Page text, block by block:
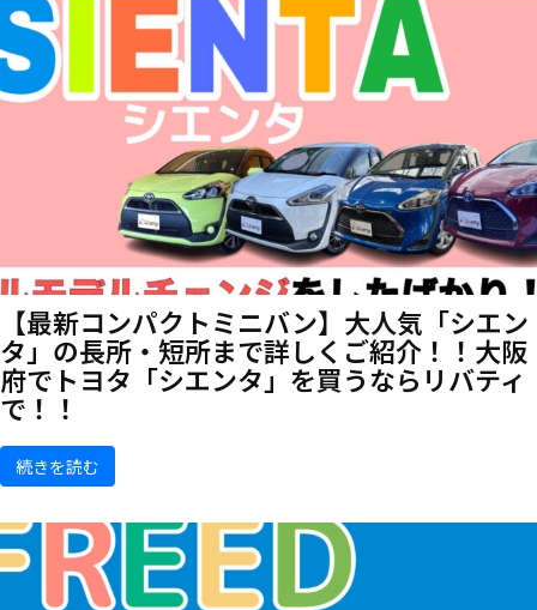
【最新コンパクトミニバン】大人気「シエン
タ」の長所・短所まで詳しくご紹介！！大阪
府でトヨタ「シエンタ」を買うならリバティ
で！！
続きを読む